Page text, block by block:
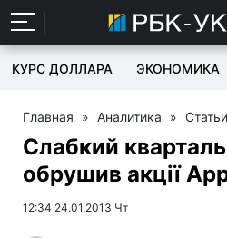
КУРС ДОЛЛАРА ЭКОНОМИКА
Главная » Аналитика » Статьи
Слабкий
обрушив акції
12:34 24.01.2013 Чт